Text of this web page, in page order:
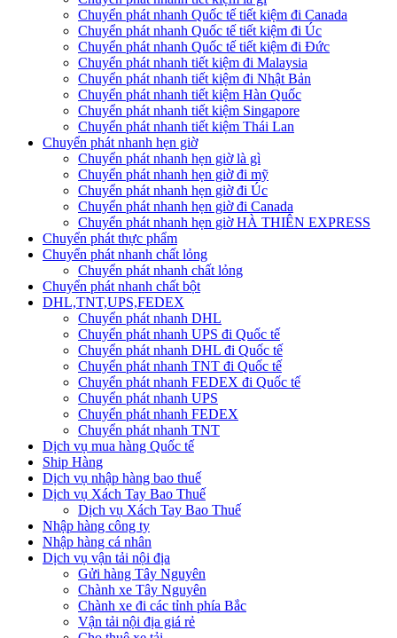
Chuyển phát nhanh Quốc tế tiết kiệm đi Canada
Chuyển phát nhanh Quốc tế tiết kiệm đi Úc
Chuyển phát nhanh Quốc tế tiết kiệm đi Đức
Chuyển phát nhanh tiết kiệm đi Malaysia
Chuyển phát nhanh tiết kiệm đi Nhật Bản
Chuyển phát nhanh tiết kiệm Hàn Quốc
Chuyển phát nhanh tiết kiệm Singapore
Chuyển phát nhanh tiết kiệm Thái Lan
Chuyển phát nhanh hẹn giờ
Chuyển phát nhanh hẹn giờ là gì
Chuyển phát nhanh hẹn giờ đi mỹ
Chuyển phát nhanh hẹn giờ đi Úc
Chuyển phát nhanh hẹn giờ đi Canada
Chuyển phát nhanh hẹn giờ HÀ THIÊN EXPRESS
Chuyển phát thực phẩm
Chuyển phát nhanh chất lỏng
Chuyển phát nhanh chất lỏng
Chuyển phát nhanh chất bột
DHL,TNT,UPS,FEDEX
Chuyển phát nhanh DHL
Chuyển phát nhanh UPS đi Quốc tế
Chuyển phát nhanh DHL đi Quốc tế
Chuyển phát nhanh TNT đi Quốc tế
Chuyển phát nhanh FEDEX đi Quốc tế
Chuyển phát nhanh UPS
Chuyển phát nhanh FEDEX
Chuyển phát nhanh TNT
Dịch vụ mua hàng Quốc tế
Ship Hàng
Dịch vụ nhập hàng bao thuế
Dịch vụ Xách Tay Bao Thuế
Dịch vụ Xách Tay Bao Thuế
Nhập hàng công ty
Nhập hàng cá nhân
Dịch vụ vận tải nội địa
Gửi hàng Tây Nguyên
Chành xe Tây Nguyên
Chành xe đi các tỉnh phía Bắc
Vận tải nội địa giá rẻ